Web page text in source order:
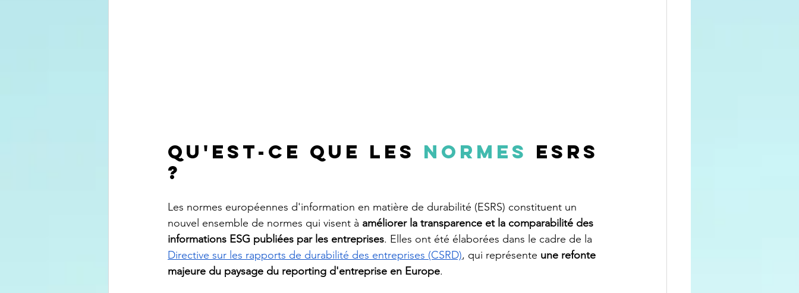
Qu'est-ce que les normes ESRS
?
Les normes européennes d'information en matière de durabilité (ESRS) constituent un
nouvel ensemble de normes qui visent à améliorer la transparence et la comparabilité des
informations ESG publiées par les entreprises. Elles ont été élaborées dans le cadre de la
Directive sur les rapports de durabilité des entreprises (CSRD), qui représente une refonte
majeure du paysage du reporting d'entreprise en Europe.